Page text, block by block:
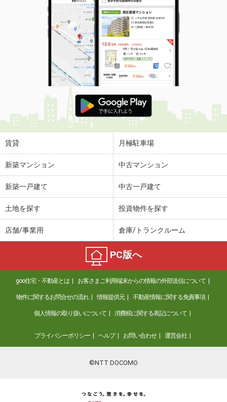
福岡県福岡市早良区西新４
価 格
2億4,500万円
住 所
福岡県福岡市早良区西新４
専有面積 100.08m²
間取り
4LDK
福岡県福岡市博多区那珂４丁目
価 格
3,360万円
住 所
福岡県福岡市博多区那珂４丁目
専有面積
福岡県福岡市東区二又瀬新町
2,890万円
4,980万円
住 所
福岡県福岡市城南区田島１
専有面積 91.98m²
間取り
3SLDK
福岡県福岡市中央区大宮２
価 格
2,880万円
住 所
福岡県福岡市中央区大宮２
64.1m²
福岡県福岡市中央区薬院３
賃貸 月極駐車場
新築マンション 中古マンション
新築一戸建て 中古一戸建て
土地を探す 投資物件を探す
店舗/事業用 倉庫/トランクルーム
PC版へ
goo住宅・不動産とは お客さまご利用端末からの情報の外部送信について
物件に関するお問合せの流れ 情報提供元 不動産情報に関する免責事項
個人情報の取り扱いについて 消費税に関する表記について
プライバシーポリシー ヘルプ お問い合わせ 運営会社
©NTT DOCOMO